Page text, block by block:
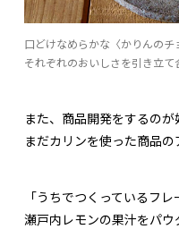
口どけなめらかな〈かりんの
それぞれのおいしさを引き立て
また、商品開発をするのが
まだカリンを使った商品の
「うちでつくっているフレ
瀬戸内レモンの果汁をパ